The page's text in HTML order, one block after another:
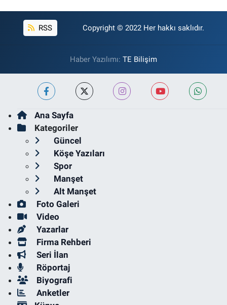
RSS Copyright © 2022 Her hakkı saklıdır.
Haber Yazılımı: TE Bilişim
Ana Sayfa
Kategoriler
Güncel
Köşe Yazıları
Spor
Manşet
Alt Manşet
Foto Galeri
Video
Yazarlar
Firma Rehberi
Seri İlan
Röportaj
Biyografi
Anketler